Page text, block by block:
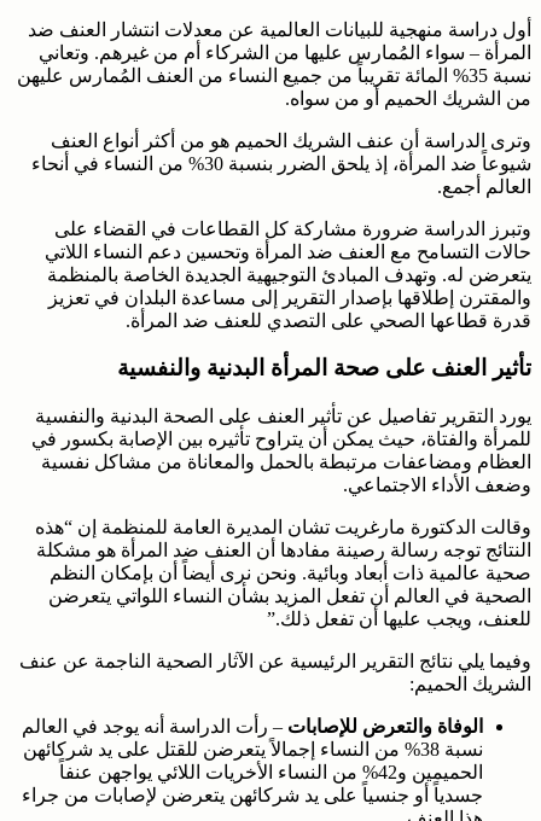
أول دراسة منهجية للبيانات العالمية عن معدلات انتشار العنف ضد
المرأة – سواء المُمارس عليها من الشركاء أم من غيرهم. وتعاني
نسبة 35% المائة تقريباً من جميع النساء من العنف المُمارس عليهن
من الشريك الحميم أو من سواه.
وترى الدراسة أن عنف الشريك الحميم هو من أكثر أنواع العنف
شيوعاً ضد المرأة، إذ يلحق الضرر بنسبة 30% من النساء في أنحاء
العالم أجمع.
وتبرز الدراسة ضرورة مشاركة كل القطاعات في القضاء على
حالات التسامح مع العنف ضد المرأة وتحسين دعم النساء اللاتي
يتعرضن له. وتهدف المبادئ التوجيهية الجديدة الخاصة بالمنظمة
والمقترن إطلاقها بإصدار التقرير إلى مساعدة البلدان في تعزيز
قدرة قطاعها الصحي على التصدي للعنف ضد المرأة.
تأثير العنف على صحة المرأة البدنية والنفسية
يورد التقرير تفاصيل عن تأثير العنف على الصحة البدنية والنفسية
للمرأة والفتاة، حيث يمكن أن يتراوح تأثيره بين الإصابة بكسور في
العظام ومضاعفات مرتبطة بالحمل والمعاناة من مشاكل نفسية
وضعف الأداء الاجتماعي.
وقالت الدكتورة مارغريت تشان المديرة العامة للمنظمة إن “هذه
النتائج توجه رسالة رصينة مفادها أن العنف ضد المرأة هو مشكلة
صحية عالمية ذات أبعاد وبائية. ونحن نرى أيضاً أن بإمكان النظم
الصحية في العالم أن تفعل المزيد بشأن النساء اللواتي يتعرضن
للعنف، ويجب عليها أن تفعل ذلك.”
وفيما يلي نتائج التقرير الرئيسية عن الآثار الصحية الناجمة عن عنف
الشريك الحميم:
الوفاة والتعرض للإصابات – رأت الدراسة أنه يوجد في العالم
نسبة 38% من النساء إجمالاً يتعرضن للقتل على يد شركائهن
الحميمين و42% من النساء الأخريات اللائي يواجهن عنفاً
جسدياً أو جنسياً على يد شركائهن يتعرضن لإصابات من جراء